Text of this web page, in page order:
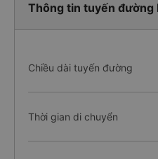
Thông tin tuyến
Chiều dài tuyến đường
Thời gian di chuyển